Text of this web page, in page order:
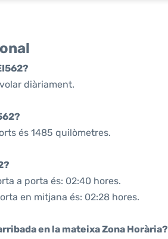
diàriament.
és 1485 quilòmetres.
a porta és: 02:40 hores.
en mitjana és: 02:28 hores.
en la mateixa Zona Horària?